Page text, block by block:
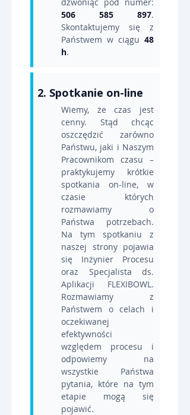
506 585 897.
Skontaktujemy się z
Państwem w ciągu 48
h.
2. Spotkanie on-line
Wiemy, że czas jest
cenny. Stąd chcąc
oszczędzić zarówno
Państwu, jaki i Naszym
Pracownikom czasu –
praktykujemy krótkie
spotkania on-line, w
czasie których
rozmawiamy o
Państwa potrzebach.
Na tym spotkaniu z
naszej strony pojawia
się Inżynier Procesu
oraz Specjalista ds.
Aplikacji FLEXIBOWL.
Rozmawiamy z
Państwem o celach i
oczekiwanej
efektywności
względem procesu i
odpowiemy na
wszystkie Państwa
pytania, które na tym
etapie mogą się
pojawić.